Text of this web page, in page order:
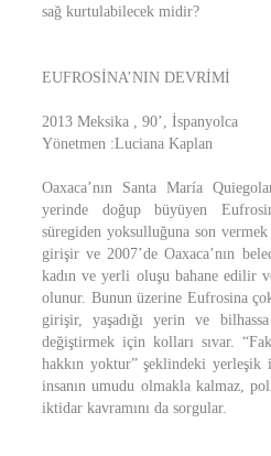
sağ kurtulabilecek midir?
EUFROSİNA’NIN DEVRİMİ
2013 Meksika , 90’, İspanyolca
Yönetmen :Luciana Kaplan
Oaxaca’nın Santa María
yerinde doğup büyüyen
süregiden yoksulluğuna son
girişir ve 2007’de Oaxaca’nın
kadın ve yerli oluşu bahane edilir
olunur. Bunun üzerine Eufrosina
girişir, yaşadığı yerin ve
değiştirmek için kolları sıvar.
hakkın yoktur” şeklindeki yerleşik
insanın umudu olmakla kalmaz,
iktidar kavramını da sorgular.